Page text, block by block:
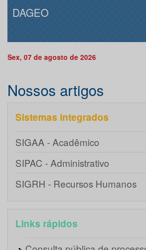
DAGEO
Sex, 07 de agosto de 2026
Nossos artigos
Sistemas integrados
SIGAA - Acadêmico
SIPAC - Administrativo
SIGRH - Recursos Humanos
Links rápidos